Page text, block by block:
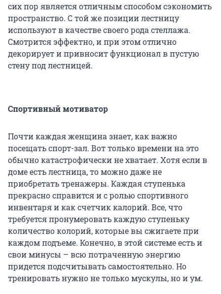
сих пор является отличным способом сэкономить
пространство. С той же позиции лестницу
используют в качестве своего рода стеллажа.
Смотрится эффектно, и при этом отлично
декорирует и привносит функционал в пустую
стену под лестницей.
Спортивный мотиватор
Почти каждая женщина знает, как важно
посещать спорт-зал. Вот только времени на это
обычно катастрофически не хватает. Хотя если в
доме есть лестница, то можно даже не
приобретать тренажеры. Каждая ступенька
прекрасно справится и с ролью спортивного
инвентаря и как счетчик калорий. Все, что
требуется пронумеровать каждую ступеньку
количество колорий, которые вы сжигаете при
каждом подъеме. Конечно, в этой системе есть и
свои минусы – всю потраченную энергию
придется подсчитывать самостоятельно. Но
тренировать нужно не только мускулы, но и ум.